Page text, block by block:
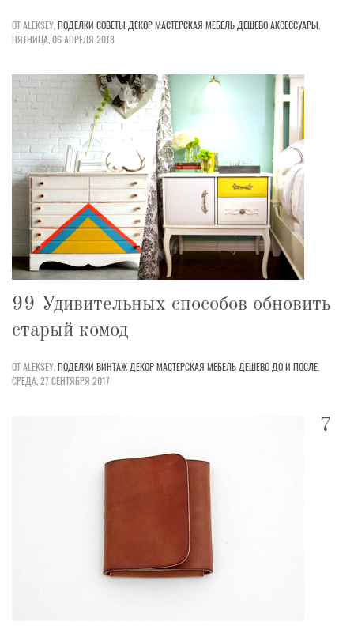
ОТ ALEKSEY,ПОДЕЛКИ СОВЕТЫ ДЕКОРМАСТЕРСКАЯ МЕБЕЛЬДЕШЕВОАКСЕССУАРЫ,
ПЯТНИЦА, 06 АПРЕЛЯ 2018
99 Удивительных способов обновить
старый комод
ОТ ALEKSEY,ПОДЕЛКИ ВИНТАЖДЕКОРМАСТЕРСКАЯ МЕБЕЛЬДЕШЕВОДО И ПОСЛЕ,
СРЕДА, 27 СЕНТЯБРЯ 2017
7